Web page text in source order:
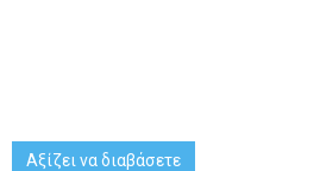
Αξίζει να διαβάσετε